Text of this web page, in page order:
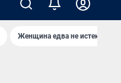
Женщина едва не истекла